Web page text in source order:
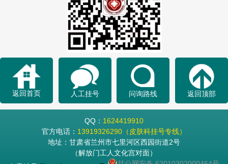
返回首页 人工挂号 问询路线 返回顶部
QQ： 1624419910
官方电话： 13919326290（皮肤科挂号专线）
地址：甘肃省兰州市七里河区西园街道2号
（解放门工人文化宫对面）